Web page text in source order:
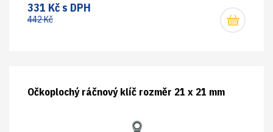
331 Kč s DPH
442 Kč
Očkoplochý ráčnový klíč rozměr 21 x 21 mm